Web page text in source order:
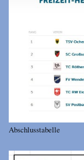
Abschlusstabelle